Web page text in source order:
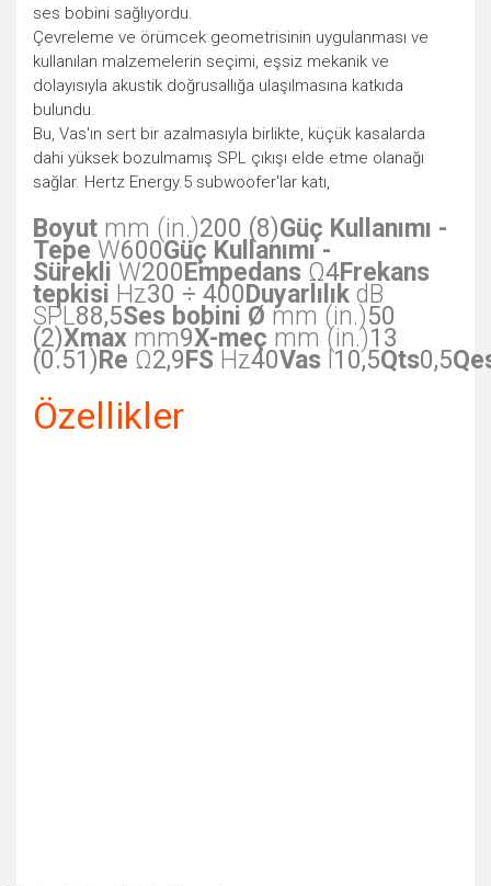
ses bobini sağlıyordu.
Çevreleme ve örümcek geometrisinin uygulanması ve
kullanılan malzemelerin seçimi, eşsiz mekanik ve
dolayısıyla akustik doğrusallığa ulaşılmasına katkıda
bulundu.
Bu, Vas'ın sert bir azalmasıyla birlikte, küçük kasalarda
dahi yüksek bozulmamış SPL çıkışı elde etme olanağı
sağlar. Hertz Energy.5 subwoofer'lar katı,
Boyut mm (in.)200 (8)Güç Kullanımı -
Tepe W600Güç Kullanımı -
Sürekli W200 Empedans Ω4Frekans
tepkisi Hz30 ÷ 400 Duyarlılık dB
SPL88,5Ses bobini Ø mm (in.)50
(2)Xmax mm9X-meç mm (in.)13
(0.51) Re Ω2,9 FS Hz40Vas l10,5Qts0,5
Özellikler